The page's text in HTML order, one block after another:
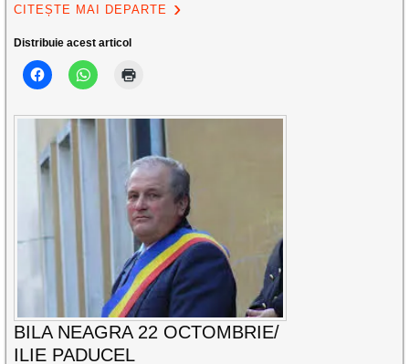
CITEȘTE MAI DEPARTE
Distribuie acest articol
BILA NEAGRA 22 OCTOMBRIE/
ILIE PADUCEL